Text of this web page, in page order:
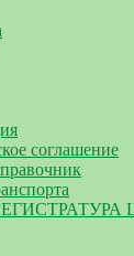
соглашение